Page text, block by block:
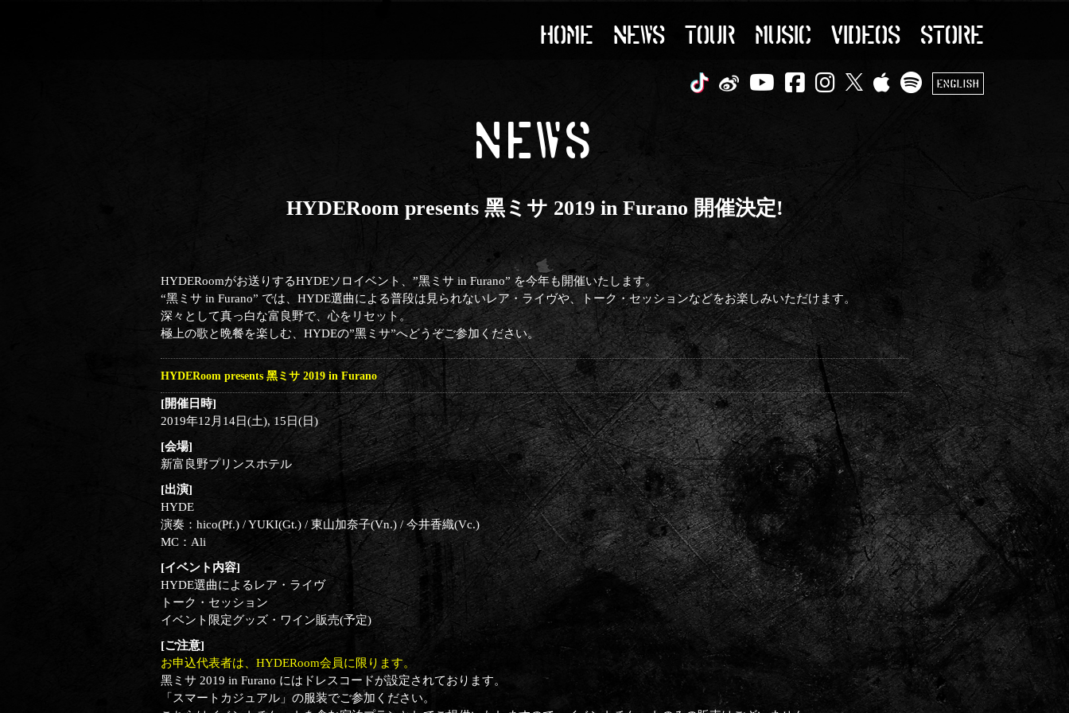
HOME NEWS TOUR MUSIC VIDEOS STORE
ENGLISH
NEWS
HYDERoom presents 黑ミサ 2019 in Furano 開催決定!
HYDERoomがお送りするHYDEソロイベント、”黑ミサ in Furano” を今年も開催いたします。
“黑ミサ in Furano” では、HYDE選曲による普段は見られないレア・ライヴや、トーク・セッションなどをお楽しみいただけます。
深々として真っ白な富良野で、心をリセット。
極上の歌と晩餐を楽しむ、HYDEの”黑ミサ”へどうぞご参加ください。
HYDERoom presents 黑ミサ 2019 in Furano
[開催日時]
2019年12月14日(土), 15日(日)
[会場]
新富良野プリンスホテル
[出演]
HYDE
演奏：hico(Pf.) / YUKI(Gt.) / 東山加奈子(Vn.) / 今井香織(Vc.)
MC：Ali
[イベント内容]
HYDE選曲によるレア・ライヴ
トーク・セッション
イベント限定グッズ・ワイン販売(予定)
[ご注意]
お申込代表者は、HYDERoom会員に限ります。
黑ミサ 2019 in Furano にはドレスコードが設定されております。
「スマートカジュアル」の服装でご参加ください。